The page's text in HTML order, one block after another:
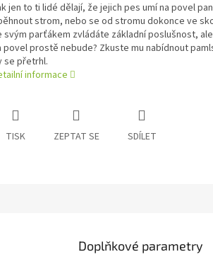
jen to ti lidé dělají, že jejich pes umí na povel
strom, nebo se od stromu dokonce ve
svým parťákem zvládáte základní poslušnost,
povel prostě nebude? Zkuste mu nabídnout
se přetrhl.
informace
TISK ZEPTAT SE SDÍLET
Doplňkové parametry